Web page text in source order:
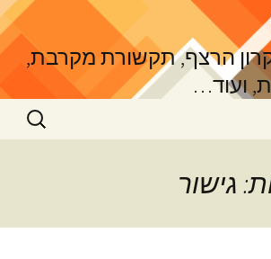
הרצף, תקשורת מקרבת,
ועוד…
חיפוש:
גישור